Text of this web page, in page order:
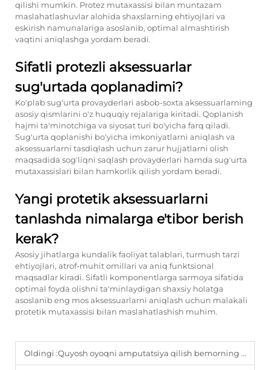
qilishi mumkin. Protez mutaxassisi bilan muntazam
maslahatlashuvlar alohida shaxslarning ehtiyojlari va
eskirish namunalariga asoslanib, optimal almashtirish
vaqtini aniqlashga yordam beradi.
Sifatli protezli aksessuarlar
sug'urtada qoplanadimi?
Ko'plab sug'urta provayderlari asbob-soxta aksessuarlarning
asosiy qismlarini o'z huquqiy rejalariga kiritadi. Qoplanish
hajmi ta'minotchiga va siyosat turi bo'yicha farq qiladi.
Sug'urta qoplanishi bo'yicha imkoniyatlarni aniqlash va
aksessuarlarni tasdiqlash uchun zarur hujjatlarni olish
maqsadida sog'liqni saqlash provayderlari hamda sug'urta
mutaxassislari bilan hamkorlik qilish yordam beradi.
Yangi protetik aksessuarlarni
tanlashda nimalarga e'tibor berish
kerak?
Asosiy jihatlarga kundalik faoliyat talablari, turmush tarzi
ehtiyojlari, atrof-muhit omillari va aniq funktsional
maqsadlar kiradi. Sifatli komponentlarga sarmoya sifatida
optimal foyda olishni ta'minlaydigan shaxsiy holatga
asoslanib eng mos aksessuarlarni aniqlash uchun malakali
protetik mutaxassisi bilan maslahatlashish muhim.
Oldingi :Quyosh oyoqni amputatsiya qilish bemorning harakatlanishi va tiklanishi uchun nima uchun muhim?